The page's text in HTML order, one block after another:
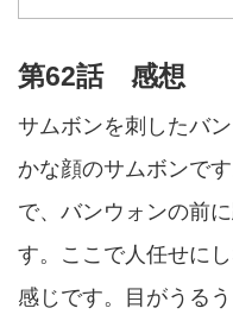
第62話 感想
サムボンを刺したバ
かな顔のサムボンで
で、バンウォンの前
す。ここで人任せに
感じです。目がうる